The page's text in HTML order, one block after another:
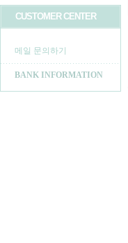
CUSTOMER CENTER
메일 문의하기
BANK INFORMATION